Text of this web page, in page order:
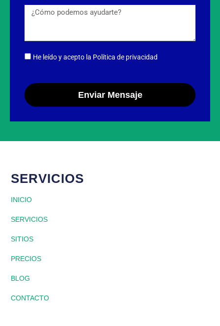
He leído y acepto la Política de privacidad
Enviar Mensaje
SERVICIOS
INICIO
SERVICIOS
SITIOS
PRECIOS
BLOG
CONTACTO